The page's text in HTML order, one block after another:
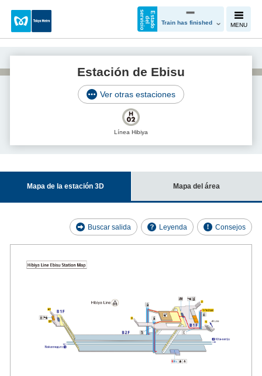
E
s
t
a
d
o
de
l
s e
rv
i
c
i
o Train has finished MENU
Estación de Ebisu
Ver otras estaciones
Línea Hibiya
Mapa de la estación 3D Mapa del área
Buscar salida Leyenda Consejos